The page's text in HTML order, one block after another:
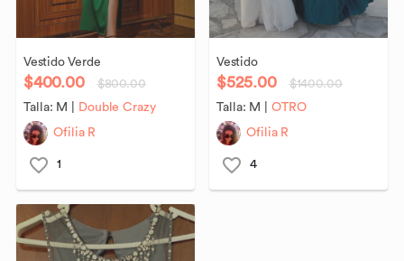
Vestido Verde
$400.00
$800.00
Talla: M
Double Crazy
Ofilia R
1
Vestido
$525.00
$1400.00
Talla: M
OTRO
Ofilia R
4